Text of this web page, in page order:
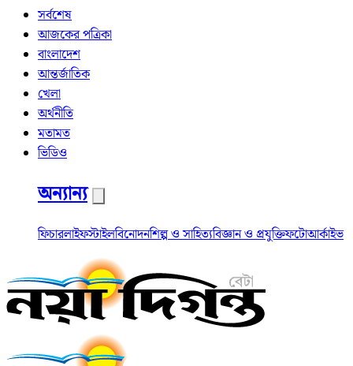
সর্বশেষ
আজকের পত্রিকা
বাংলাদেশ
আন্তর্জাতিক
খেলা
অর্থনীতি
মতামত
ভিডিও
অন্যান্য
ফিচারলাইফস্টাইলবিনোদনশিল্প ও সাহিত্যবিজ্ঞান ও প্রযুক্তিফটোআর্কাইভ